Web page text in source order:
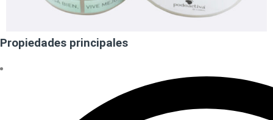
Propiedades principales